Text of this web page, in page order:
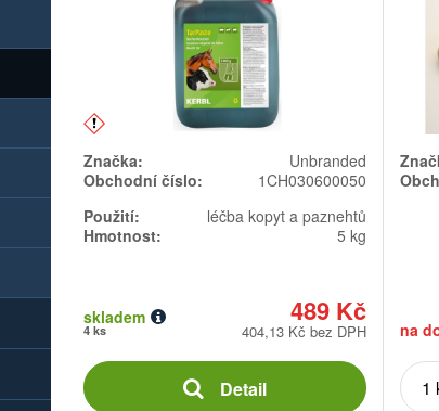
Značka:
Unbranded
Obchodní číslo:
1CH030600050
Použití:
léčba kopyt a paznehtů
Hmotnost:
5 kg
489 Kč
skladem
4 ks 404,13 Kč bez DPH
Detail
na